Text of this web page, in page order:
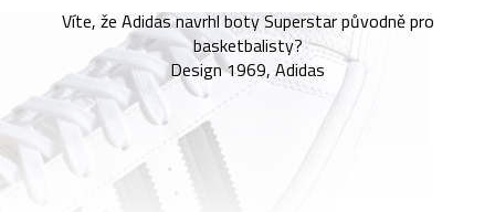
Víte, že Adidas navrhl boty Superstar původně pro
basketbalisty?
Design 1969, Adidas